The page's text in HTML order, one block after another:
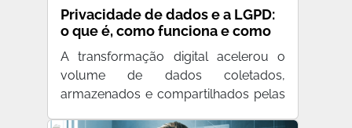
Privacidade de dados e a LGPD:
o que é, como funciona e como
adequar sua empresa à Lei Geral
de Proteção de Dados
A transformação digital acelerou o
volume de dados coletados,
armazenados e compartilhados pelas